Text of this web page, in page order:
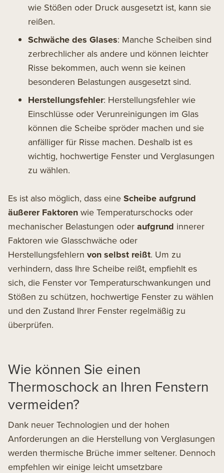
wie Stößen oder Druck ausgesetzt ist, kann sie
reißen.
Schwäche des Glases: Manche Scheiben sind
zerbrechlicher als andere und können leichter
Risse bekommen, auch wenn sie keinen
besonderen Belastungen ausgesetzt sind.
Herstellungsfehler: Herstellungsfehler wie
Einschlüsse oder Verunreinigungen im Glas
können die Scheibe spröder machen und sie
anfälliger für Risse machen. Deshalb ist es
wichtig, hochwertige Fenster und Verglasungen
zu wählen.
Es ist also möglich, dass eine Scheibe aufgrund
äußerer Faktoren wie Temperaturschocks oder
mechanischer Belastungen oder aufgrund innerer
Faktoren wie Glasschwäche oder
Herstellungsfehlern von selbst reißt. Um zu
verhindern, dass Ihre Scheibe reißt, empfiehlt es
sich, die Fenster vor Temperaturschwankungen und
Stößen zu schützen, hochwertige Fenster zu wählen
und den Zustand Ihrer Fenster regelmäßig zu
überprüfen.
Wie können Sie einen
Thermoschock an Ihren Fenstern
vermeiden?
Dank neuer Technologien und der hohen
Anforderungen an die Herstellung von Verglasungen
werden thermische Brüche immer seltener. Dennoch
empfehlen wir einige leicht umsetzbare